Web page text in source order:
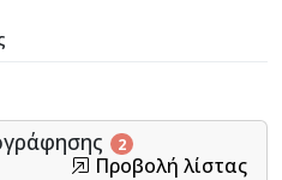
2
Προβολή λίστας